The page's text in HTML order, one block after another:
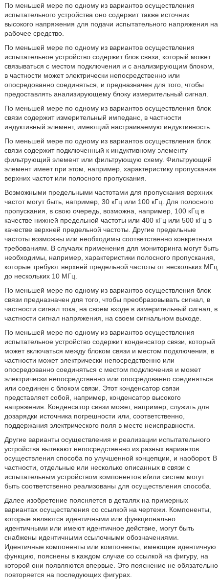
По меньшей мере по одному из вариантов осуществления
испытательного устройства оно содержит также источник
высокого напряжения для подачи испытательного напряжения на
рабочее средство.
По меньшей мере по одному из вариантов осуществления
испытательное устройство содержит блок связи, который может
связываться с местом подключения и с анализирующим блоком,
в частности может электрически непосредственно или
опосредованно соединяться, и предназначен для того, чтобы
предоставлять анализирующему блоку измерительный сигнал.
По меньшей мере по одному из вариантов осуществления блок
связи содержит измерительный импеданс, в частности
индуктивный элемент, имеющий настраиваемую индуктивность.
По меньшей мере по одному из вариантов осуществления блок
связи содержит подключенный к индуктивному элементу
фильтрующий элемент или фильтрующую схему. Фильтрующий
элемент имеет при этом, например, характеристику пропускания
верхних частот или полосного пропускания.
Возможными предельными частотами для пропускания верхних
частот могут быть, например, 30 кГц или 100 кГц. Для полосного
пропускания, в свою очередь, возможна, например, 100 кГц в
качестве нижней предельной частоты или 400 кГц или 500 кГц в
качестве верхней предельной частоты. Другие предельные
частоты возможны или необходимы соответственно конкретным
требованиям. В случаях применения для мониторинга могут быть
необходимы, например, характеристики полосного пропускания,
которые требуют верхней предельной частоты от нескольких МГц
до нескольких 10 МГц.
По меньшей мере по одному из вариантов осуществления блок
связи предназначен для того, чтобы преобразовывать сигнал, в
частности сигнал тока, на своем входе в измерительный сигнал, в
частности сигнал напряжения, на своем сигнальном выходе.
По меньшей мере по одному из вариантов осуществления
испытательное устройство содержит конденсатор связи, который
может включаться между блоком связи и местом подключения, в
частности может электрически непосредственно или
опосредованно соединяться с местом подключения и может
электрически непосредственно или опосредованно соединяться
или соединен с блоком связи. Этот конденсатор связи
представляет собой, например, конденсатор высокого
напряжения. Конденсатор связи может, например, служить для
дозарядки источника погрешности или, соответственно,
поддержания электрического поля в месте неисправности.
Другие варианты осуществления и реализации испытательного
устройства вытекают непосредственно из разных вариантов
осуществления способа по улучшенной концепции, и наоборот. В
частности, отдельные или несколько описанных в связи с
испытательным устройством компонентов и/или систем могут
быть соответственно реализованы для осуществления способа.
Далее изобретение поясняется в деталях на примерных
вариантах осуществления со ссылкой на чертежи. Компоненты,
которые являются идентичными или функционально
идентичными или имеют идентичное действие, могут быть
снабжены идентичными ссылочными обозначениями.
Идентичные компоненты или компоненты, имеющие идентичную
функцию, пояснены в каждом случае со ссылкой на фигуру, на
которой они появляются впервые. Это пояснение не обязательно
повторяется на последующих фигурах.